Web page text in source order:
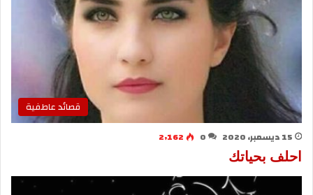
قصائد عاطفية
15 ديسمبر، 2020 0
2٬162
احلف بحياتك